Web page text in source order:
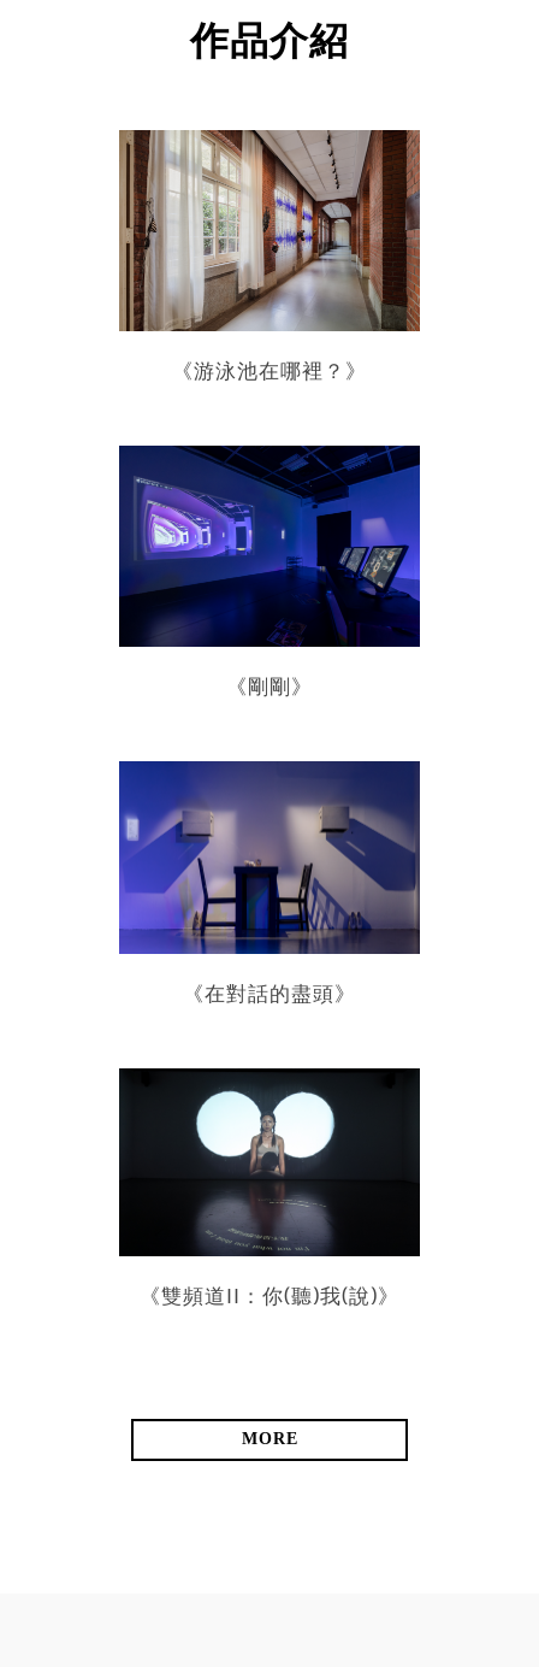
作品介紹
《游泳池在哪裡？》
《剛剛》
《在對話的盡頭》
《雙頻道II：你(聽)我(說)》
MORE